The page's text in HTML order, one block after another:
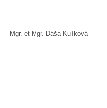
Mgr. et Mgr. Dáša Kulíková